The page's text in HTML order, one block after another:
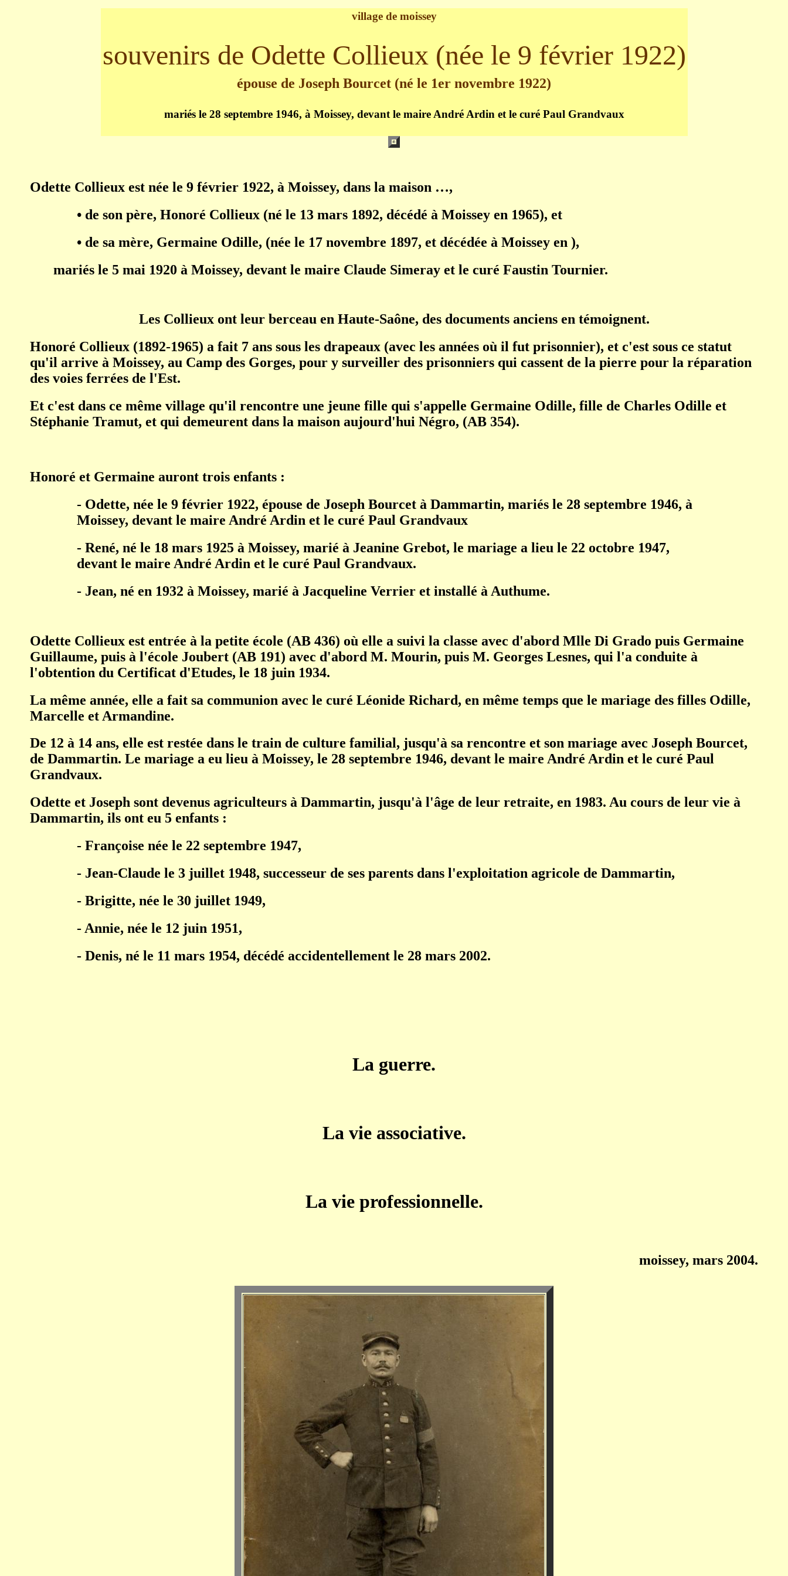
village de moissey
souvenirs de Odette Collieux (née le 9 février 1922)
épouse de Joseph Bourcet (né le 1er novembre 1922)
mariés le 28 septembre 1946, à Moissey, devant le maire André Ardin et le curé Paul Grandvaux
Odette Collieux est née le 9 février 1922, à Moissey, dans la maison …,
• de son père, Honoré Collieux (né le 13 mars 1892, décédé à Moissey en 1965), et
• de sa mère, Germaine Odille, (née le 17 novembre 1897, et décédée à Moissey en ),
mariés le 5 mai 1920 à Moissey, devant le maire Claude Simeray et le curé Faustin Tournier.
Les Collieux ont leur berceau en Haute-Saône, des documents anciens en témoignent.
Honoré Collieux (1892-1965) a fait 7 ans sous les drapeaux (avec les années où il fut prisonnier), et c'est sous ce statut
qu'il arrive à Moissey, au Camp des Gorges, pour y surveiller des prisonniers qui cassent de la pierre pour la réparation
des voies ferrées de l'Est.
Et c'est dans ce même village qu'il rencontre une jeune fille qui s'appelle Germaine Odille, fille de Charles Odille et
Stéphanie Tramut, et qui demeurent dans la maison aujourd'hui Négro, (AB 354).
Honoré et Germaine auront trois enfants :
- Odette, née le 9 février 1922, épouse de Joseph Bourcet à Dammartin, mariés le 28 septembre 1946, à
Moissey, devant le maire André Ardin et le curé Paul Grandvaux
- René, né le 18 mars 1925 à Moissey, marié à Jeanine Grebot, le mariage a lieu le 22 octobre 1947,
devant le maire André Ardin et le curé Paul Grandvaux.
- Jean, né en 1932 à Moissey, marié à Jacqueline Verrier et installé à Authume.
Odette Collieux est entrée à la petite école (AB 436) où elle a suivi la classe avec d'abord Mlle Di Grado puis Germaine
Guillaume, puis à l'école Joubert (AB 191) avec d'abord M. Mourin, puis M. Georges Lesnes, qui l'a conduite à
l'obtention du Certificat d'Etudes, le 18 juin 1934.
La même année, elle a fait sa communion avec le curé Léonide Richard, en même temps que le mariage des filles Odille,
Marcelle et Armandine.
De 12 à 14 ans, elle est restée dans le train de culture familial, jusqu'à sa rencontre et son mariage avec Joseph Bourcet,
de Dammartin. Le mariage a eu lieu à Moissey, le 28 septembre 1946, devant le maire André Ardin et le curé Paul
Grandvaux.
Odette et Joseph sont devenus agriculteurs à Dammartin, jusqu'à l'âge de leur retraite, en 1983. Au cours de leur vie à
Dammartin, ils ont eu 5 enfants :
- Françoise née le 22 septembre 1947,
- Jean-Claude le 3 juillet 1948, successeur de ses parents dans l'exploitation agricole de Dammartin,
- Brigitte, née le 30 juillet 1949,
- Annie, née le 12 juin 1951,
- Denis, né le 11 mars 1954, décédé accidentellement le 28 mars 2002.
La guerre.
La vie associative.
La vie professionnelle.
moissey, mars 2004.